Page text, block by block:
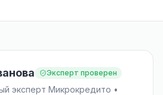
Эксперт проверен
эксперт Микрокредито •